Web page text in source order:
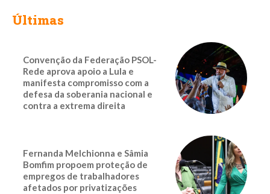
Últimas
Convenção da Federação PSOL-
Rede aprova apoio a Lula e
manifesta compromisso com a
defesa da soberania nacional e
contra a extrema direita
Fernanda Melchionna e Sâmia
Bomfim propoem proteção de
empregos de trabalhadores
afetados por privatizações